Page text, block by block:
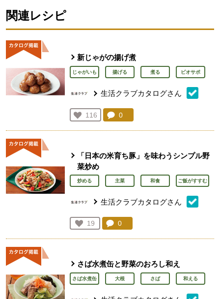
関連レシピ
新じゃがの揚げ煮
じゃがいも 揚げる 煮る ビオサポ
生活クラブカタログさん
お気に入り登録：
116
人が登録
コメント：
0
「日本の米育ち豚」を味わうシンプル野
菜炒め
炒める 主菜 和食 ご飯がすすむ
生活クラブカタログさん
お気に入り登録：
19
人が登録
コメント：
0
さば水煮缶と野菜のおろし和え
さば水煮缶 大根 さば 和える